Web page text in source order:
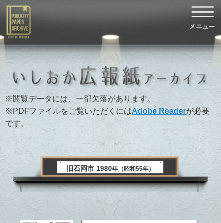
※閲覧データには、一部欠落があります。
※PDFファイルをご覧いただくにはAdobe Readerが必要
です。
旧石岡市 1980年（昭和55年）